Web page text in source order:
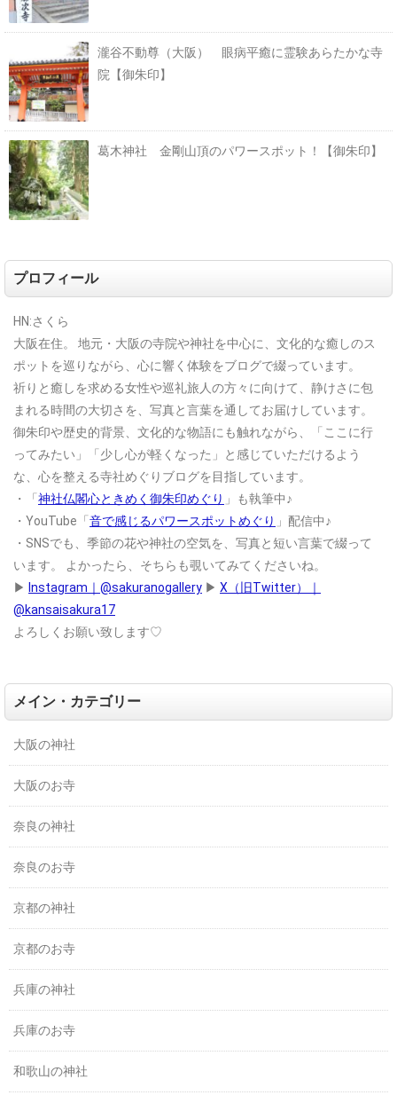
瀧谷不動尊（大阪） 眼病平癒に霊験あらたかな寺
院【御朱印】
葛木神社 金剛山頂のパワースポット！【御朱印】
プロフィール
HN:さくら
大阪在住。
地元・大阪の寺院や神社を中心に、文化的な癒しのス
ポットを巡りながら、心に響く体験をブログで綴っています。
祈りと癒しを求める女性や巡礼旅人の方々に向けて、静けさに包
まれる時間の大切さを、写真と言葉を通してお届けしています。
御朱印や歴史的背景、文化的な物語にも触れながら、「ここに行
ってみたい」「少し心が軽くなった」と感じていただけるよう
な、心を整える寺社めぐりブログを目指しています。
・「 神社仏閣心ときめく御朱印めぐり 」も執筆中♪
・YouTube「 音で感じるパワースポットめぐり 」配信中♪
・SNSでも、季節の花や神社の空気を、写真と短い言葉で綴って
います。
よかったら、そちらも覗いてみてくださいね。
▶ Instagram｜@sakuranogallery ▶ X（旧Twitter）｜
@kansaisakura17
よろしくお願い致します♡
メイン・カテゴリー
大阪の神社
大阪のお寺
奈良の神社
奈良のお寺
京都の神社
京都のお寺
兵庫の神社
兵庫のお寺
和歌山の神社